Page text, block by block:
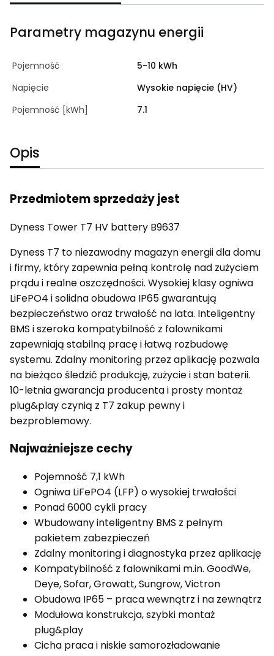
Parametry magazynu energii
Pojemność
5-10 kWh
Napięcie
Wysokie napięcie (HV)
Pojemność [kWh]
7.1
Opis
Przedmiotem sprzedaży jest
Dyness Tower T7 HV battery B9637
Dyness T7 to niezawodny magazyn energii dla domu
i firmy, który zapewnia pełną kontrolę nad zużyciem
prądu i realne oszczędności. Wysokiej klasy ogniwa
LiFePO4 i solidna obudowa IP65 gwarantują
bezpieczeństwo oraz trwałość na lata. Inteligentny
BMS i szeroka kompatybilność z falownikami
zapewniają stabilną pracę i łatwą rozbudowę
systemu. Zdalny monitoring przez aplikację pozwala
na bieżąco śledzić produkcję, zużycie i stan baterii.
10-letnia gwarancja producenta i prosty montaż
plug&play czynią z T7 zakup pewny i
bezproblemowy.
Najważniejsze cechy
Pojemność 7,1 kWh
Ogniwa LiFePO4 (LFP) o wysokiej trwałości
Ponad 6000 cykli pracy
Wbudowany inteligentny BMS z pełnym
pakietem zabezpieczeń
Zdalny monitoring i diagnostyka przez aplikację
Kompatybilność z falownikami m.in. GoodWe,
Deye, Sofar, Growatt, Sungrow, Victron
Obudowa IP65 – praca wewnątrz i na zewnątrz
Modułowa konstrukcja, szybki montaż
plug&play
Cicha praca i niskie samorozładowanie